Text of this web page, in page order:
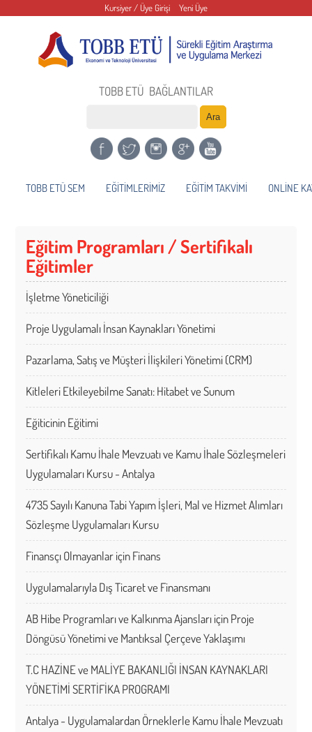
Kursiyer / Üye Girişi Yeni Üye
TOBB ETÜ BAĞLANTILAR
TOBB ETÜ SEM EĞİTİMLERİMİZ EĞİTİM TAKVİMİ ONLİNE
Eğitim Programları / Sertifikalı
Eğitimler
İşletme Yöneticiliği
Proje Uygulamalı İnsan Kaynakları Yönetimi
Pazarlama, Satış ve Müşteri İlişkileri Yönetimi (CRM)
Kitleleri Etkileyebilme Sanatı: Hitabet ve Sunum
Eğiticinin Eğitimi
Sertifikalı Kamu İhale Mevzuatı ve Kamu İhale Sözleşmeleri
Uygulamaları Kursu - Antalya
4735 Sayılı Kanuna Tabi Yapım İşleri, Mal ve Hizmet Alımları
Sözleşme Uygulamaları Kursu
Finansçı Olmayanlar için Finans
Uygulamalarıyla Dış Ticaret ve Finansmanı
AB Hibe Programları ve Kalkınma Ajansları için Proje
Döngüsü Yönetimi ve Mantıksal Çerçeve Yaklaşımı
T.C HAZİNE ve MALİYE BAKANLIĞI İNSAN KAYNAKLARI
YÖNETİMİ SERTİFİKA PROGRAMI
Antalya - Uygulamalardan Örneklerle Kamu İhale Mevzuatı